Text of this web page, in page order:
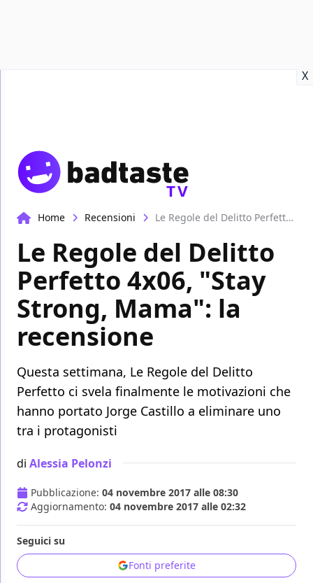
X
TV
Home Recensioni Le Regole del Delitto Perfetto 4x06, "Stay Strong, Mama": la recensione
Le Regole del Delitto
Perfetto 4x06, "Stay
Strong, Mama": la
recensione
Questa settimana, Le Regole del Delitto
Perfetto ci svela finalmente le motivazioni che
hanno portato Jorge Castillo a eliminare uno
tra i protagonisti
di Alessia Pelonzi
Pubblicazione: 04 novembre 2017 alle 08:30
Aggiornamento: 04 novembre 2017 alle 02:32
Seguici su
Fonti preferite